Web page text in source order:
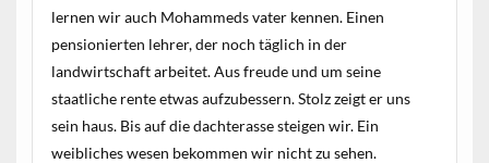
lernen wir auch Mohammeds vater kennen. Einen
pensionierten lehrer, der noch täglich in der
landwirtschaft arbeitet. Aus freude und um seine
staatliche rente etwas aufzubessern. Stolz zeigt er uns
sein haus. Bis auf die dachterasse steigen wir. Ein
weibliches wesen bekommen wir nicht zu sehen.